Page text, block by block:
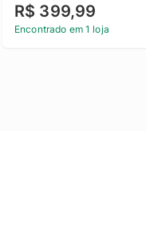
R$ 399,99
Encontrado em 1 loja